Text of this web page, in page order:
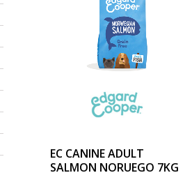
EC CANINE ADULT
SALMON NORUEGO 7KG